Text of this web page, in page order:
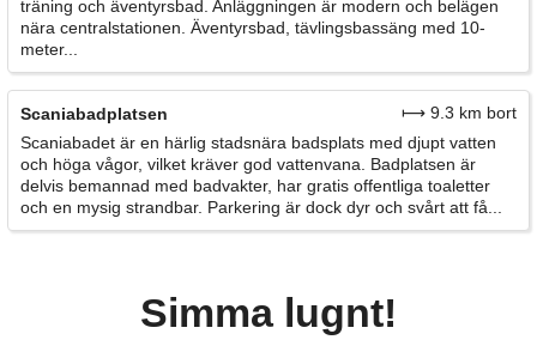
träning och äventyrsbad. Anläggningen är modern och belägen
nära centralstationen. Äventyrsbad, tävlingsbassäng med 10-
meter...
Scaniabadplatsen
⟼ 9.3 km bort
Scaniabadet är en härlig stadsnära badsplats med djupt vatten
och höga vågor, vilket kräver god vattenvana. Badplatsen är
delvis bemannad med badvakter, har gratis offentliga toaletter
och en mysig strandbar. Parkering är dock dyr och svårt att få...
Simma lugnt!